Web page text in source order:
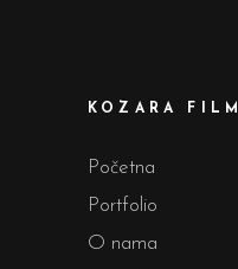
KOZARA FILM
Početna
Portfolio
O nama